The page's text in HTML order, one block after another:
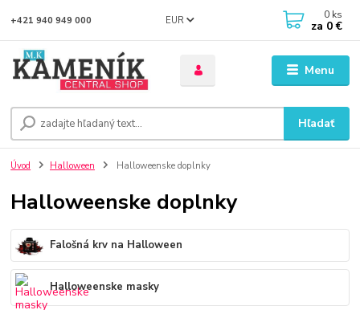
Menu
EUR
Hľadať
+421 940 949 000 0 ks
za 0 €
Úvod Halloween Halloweenske doplnky
Halloweenske doplnky
Falošná krv na Halloween
Halloweenske masky